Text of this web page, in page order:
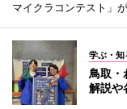
マイクラコンテスト」
学ぶ・知
鳥取・
解説や